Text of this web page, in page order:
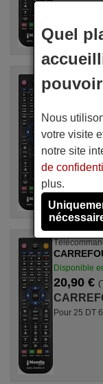
20,90 €
Pour 21 PV
Disponible
20,90 €
Pour 25 DT
Quel
Nous
votre visite
notre site
de
plus.